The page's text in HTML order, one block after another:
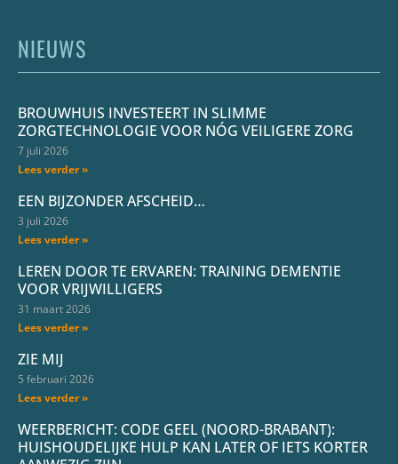
NIEUWS
BROUWHUIS INVESTEERT IN SLIMME
ZORGTECHNOLOGIE VOOR NÓG VEILIGERE ZORG
7 juli 2026
Lees verder »
EEN BIJZONDER AFSCHEID…
3 juli 2026
Lees verder »
LEREN DOOR TE ERVAREN: TRAINING DEMENTIE
VOOR VRIJWILLIGERS
31 maart 2026
Lees verder »
ZIE MIJ
5 februari 2026
Lees verder »
WEERBERICHT: CODE GEEL (NOORD-BRABANT):
HUISHOUDELIJKE HULP KAN LATER OF IETS KORTER